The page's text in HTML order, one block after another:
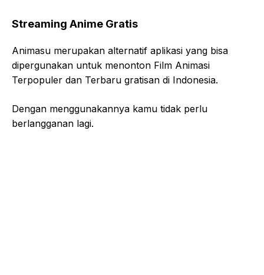
Streaming Anime Gratis
Animasu merupakan alternatif aplikasi yang bisa
dipergunakan untuk menonton Film Animasi
Terpopuler dan Terbaru gratisan di Indonesia.
Dengan menggunakannya kamu tidak perlu
berlangganan lagi.